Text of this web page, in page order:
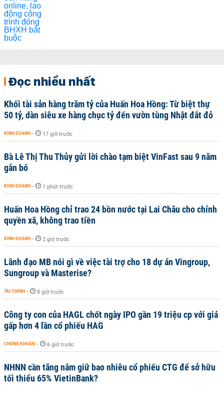
Đọc nhiều nhất
Khối tài sản hàng trăm tỷ của Huấn Hoa Hồng: Từ biệt thự
50 tỷ, dàn siêu xe hàng chục tỷ đến vườn tùng Nhật đắt đỏ
KINH DOANH - 17 giờ trước
Bà Lê Thị Thu Thủy gửi lời chào tạm biệt VinFast sau 9 năm
gắn bó
KINH DOANH - 1 phút trước
Huấn Hoa Hồng chỉ trao 24 bồn nước tại Lai Châu cho chính
quyền xã, không trao tiền
KINH DOANH - 2 giờ trước
Lãnh đạo MB nói gì về việc tài trợ cho 18 dự án Vingroup,
Sungroup và Masterise?
TÀI CHÍNH - 8 giờ trước
Công ty con của HAGL chốt ngày IPO gần 19 triệu cp với giá
gấp hơn 4 lần cổ phiếu HAG
CHỨNG KHOÁN - 6 giờ trước
NHNN cần tăng nắm giữ bao nhiêu cổ phiếu CTG để sở hữu
tối thiểu 65% VietinBank?